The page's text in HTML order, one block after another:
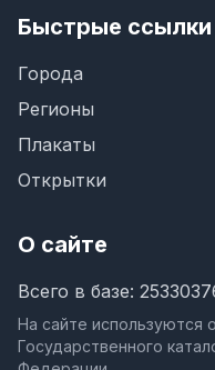
Быстрые ссылки
Города
Регионы
Плакаты
Открытки
О сайте
Всего в базе:
На сайте используются
Государственного